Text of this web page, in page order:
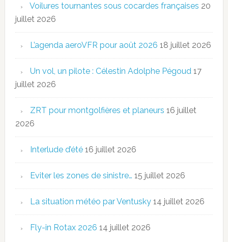
Voilures tournantes sous cocardes françaises 20
juillet 2026
L’agenda aeroVFR pour août 2026 18 juillet 2026
Un vol, un pilote : Célestin Adolphe Pégoud 17
juillet 2026
ZRT pour montgolfières et planeurs 16 juillet
2026
Interlude d’été 16 juillet 2026
Eviter les zones de sinistre… 15 juillet 2026
La situation météo par Ventusky 14 juillet 2026
Fly-in Rotax 2026 14 juillet 2026